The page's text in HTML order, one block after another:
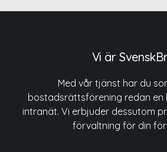
Vi är
Med vår tjänst har du
bostadsrättsförening redan en
intranät. Vi erbjuder dessutom
förvaltning för din